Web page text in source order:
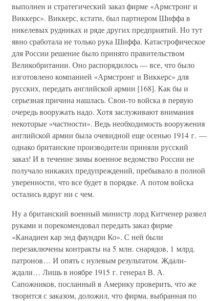
выполнен и стратегический заказ фирме «Армстронг и
Виккерс». Виккерс, кстати, был партнером Шиффа в
никелевых рудниках и ряде других предприятий. Но тут
явно сработала не только рука Шиффа. Катастрофическое
для России решение было принято правительством
Великобритании. Оно распорядилось — все, что было
изготовлено компанией «Армстронг и Виккерс» для
русских, передать английской армии [168]. Как бы и
серьезная причина нашлась. Свои-то войска в первую
очередь вооружать надо. Хотя заслуживают внимания
некоторые «частности». Ведь необходимость вооружения
английской армии была очевидной еще осенью 1914 г. —
однако британские производители приняли русский
заказ! И в течение зимы военное ведомство России не
получало никаких предупреждений, пребывало в полной
уверенности, что все будет в порядке. А потом войска
остались вдруг ни с чем.
Ну а британский военный министр лорд Китченер развел
руками и порекомендовал передать заказ фирме
«Канадиен кар энд фаундри Ко». С ней были
перезаключены контракты на 5 млн. снарядов, 1 млрд.
патронов… И опять с нулевым результатом. Ждали-
ждали… Лишь в ноябре 1915 г. генерал В. А.
Сапожников, посланный в Америку проверить, что же
творится с заказом, доложил, что фирма, выбранная по